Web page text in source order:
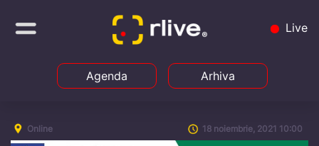
Live
Agenda Arhiva
Online 18 noiembrie, 2021 10:00